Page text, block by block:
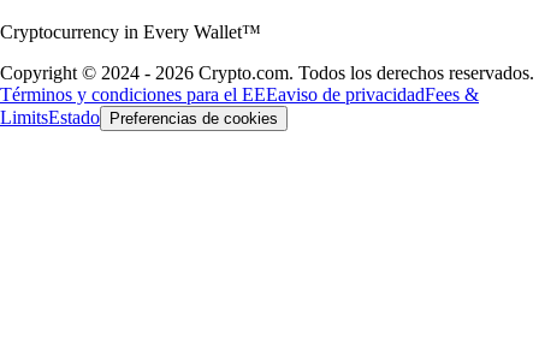
Cryptocurrency in Every Wallet™
Copyright © 2024 - 2026 Crypto.com. Todos los derechos reservados.
Términos y condiciones para el EEEaviso de privacidadFees &
LimitsEstado Preferencias de cookies